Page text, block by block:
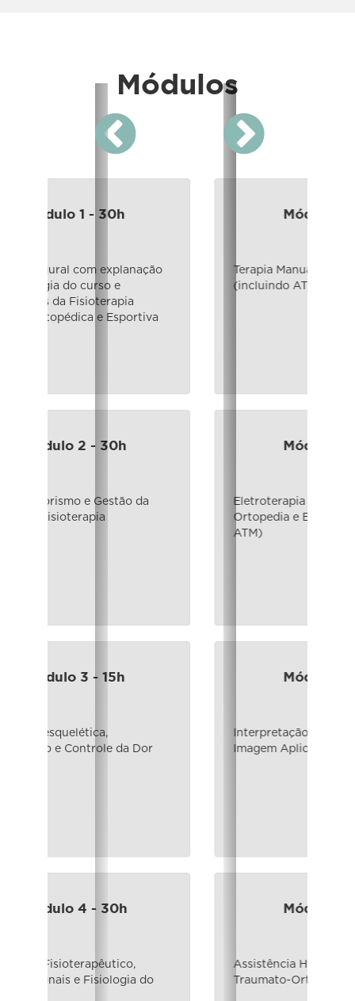
Módulos
Terapia Manual Ortopédica
(incluindo ATM)
Eletroterapia Aplicada à Traumato-
Ortopedia e Esporte (incluindo
Interpretação de Exames de
Imagem Aplicados
Assistência Hospitalar em
Traumato-Ortopedia